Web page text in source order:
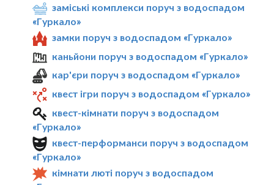
заміські комплекси поруч з водоспадом
«Гуркало»
замки поруч з водоспадом «Гуркало»
каньйони поруч з водоспадом «Гуркало»
кар'єри поруч з водоспадом «Гуркало»
квест ігри поруч з водоспадом «Гуркало»
квест-кімнати поруч з водоспадом
«Гуркало»
квест-перформанси поруч з водоспадом
«Гуркало»
кімнати люті поруч з водоспадом